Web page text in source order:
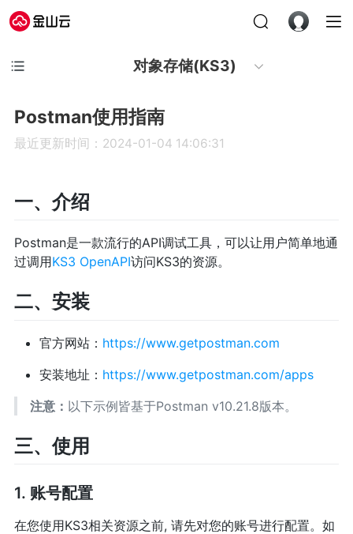
对象存储(KS3)
Postman使用指南
最近更新时间：2024-01-04 14:06:31
一、介绍
Postman是一款流行的API调试工具，可以让用户简单地通
过调用KS3 OpenAPI访问KS3的资源。
二、安装
官方网站： https://www.getpostman.com
安装地址： https://www.getpostman.com/apps
注意： 以下示例皆基于Postman v10.21.8版本。
三、使用
1. 账号配置
在您使用KS3相关资源之前, 请先对您的账号进行配置。如